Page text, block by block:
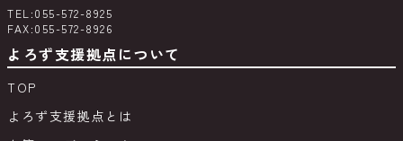
TEL:055-572-8925
FAX:055-572-8926
よろず支援拠点について
TOP
よろず支援拠点とは